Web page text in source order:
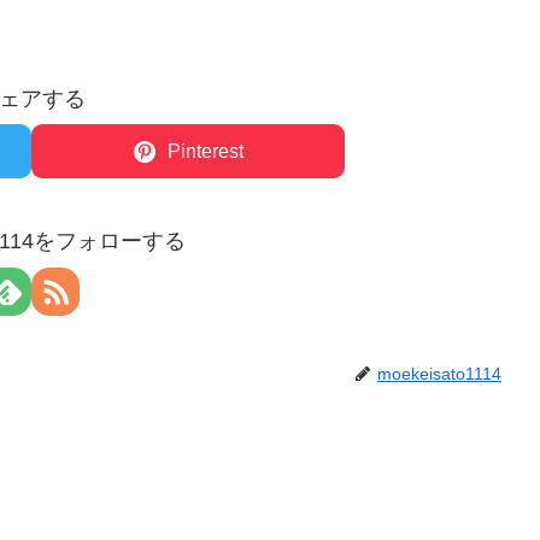
アする
Pinterest
をフォローする
moekeisato1114